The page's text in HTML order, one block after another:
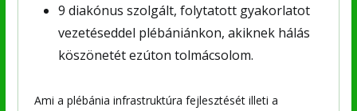
9 diakónus szolgált, folytatott gyakorlatot
vezetéseddel plébániánkon, akiknek hálás
köszönetét ezúton tolmácsolom.
Ami a plébánia infrastruktúra fejlesztését illeti a